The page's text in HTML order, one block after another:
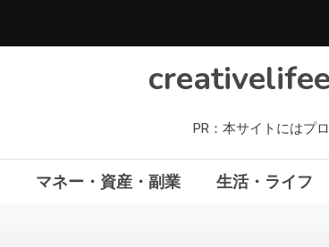
PR：本サイトにはプ
マネー・資産・副業 生活・ライフ